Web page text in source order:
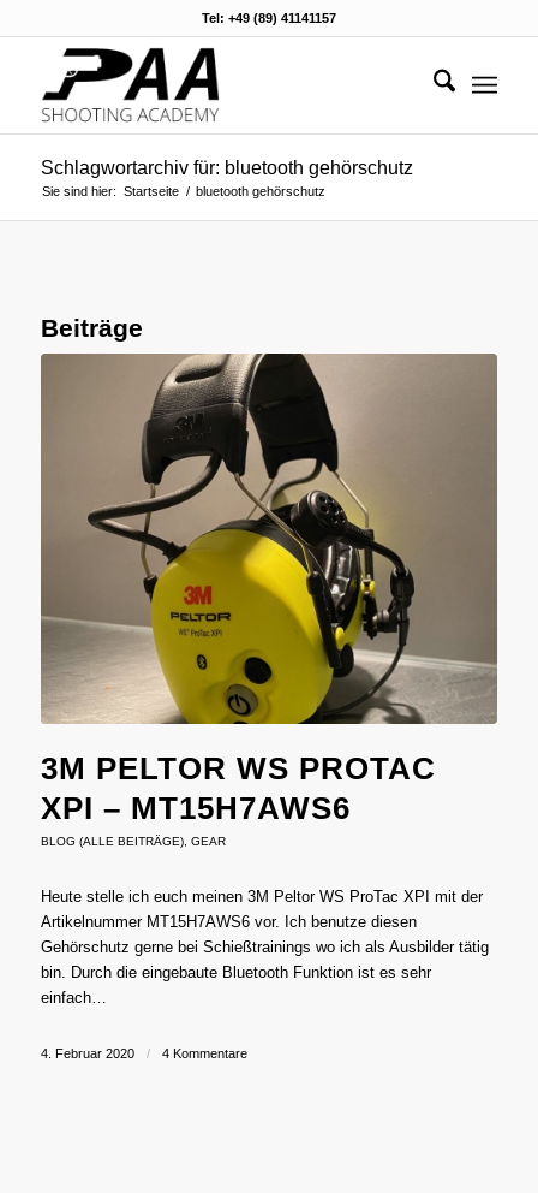
Tel: +49 (89) 41141157
Schlagwortarchiv für: bluetooth gehörschutz
Sie sind hier: Startseite / bluetooth gehörschutz
Beiträge
3M PELTOR WS PROTAC
XPI – MT15H7AWS6
BLOG (ALLE BEITRÄGE), GEAR
Heute stelle ich euch meinen 3M Peltor WS ProTac XPI mit der
Artikelnummer MT15H7AWS6 vor. Ich benutze diesen
Gehörschutz gerne bei Schießtrainings wo ich als Ausbilder tätig
bin. Durch die eingebaute Bluetooth Funktion ist es sehr
einfach…
4. Februar 2020 / 4 Kommentare